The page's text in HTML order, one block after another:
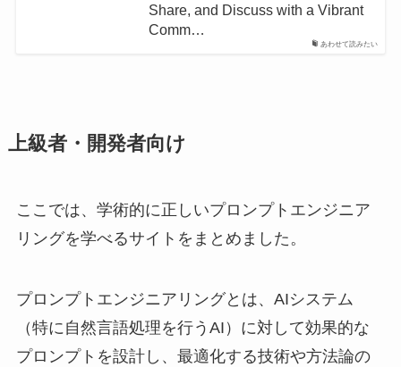
あわせて読みたい
Share, and Discuss with a Vibrant
Comm…
上級者・開発者向け
ここでは、学術的に正しいプロンプトエンジニア
リングを学べるサイトをまとめました。
プロンプトエンジニアリングとは、AIシステム
（特に自然言語処理を行うAI）に対して効果的な
プロンプトを設計し、最適化する技術や方法論の